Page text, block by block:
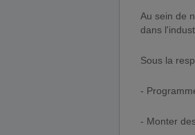
Au sein de
dans
Sous la
-
- Monter